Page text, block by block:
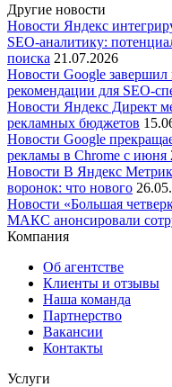
Другие новости
Новости Яндекс
SEO-аналитику:
поиска 21.07.2026
Новости Google завершил
рекомендации для SEO-
Новости Яндекс Директ
рекламных бюджетов
Новости Google
рекламы в Chrome с июня
Новости В Яндекс
воронок: что нового
Новости «Большая
МАКС анонсировали
Компания
Об агентстве
Клиенты и отзывы
Наша команда
Партнерство
Вакансии
Контакты
Услуги